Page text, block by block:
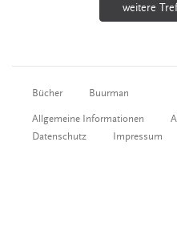
weitere
Bücher Buurman
Allgemeine Informationen
Datenschutz
Impressum